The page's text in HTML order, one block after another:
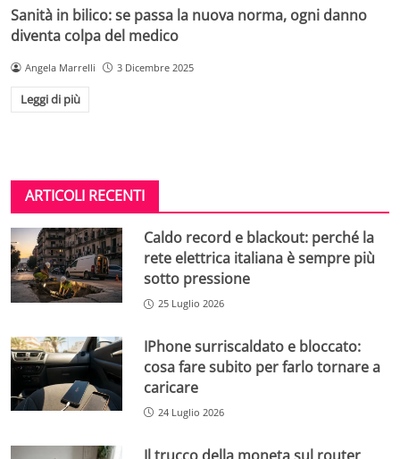
Sanità in bilico: se passa la nuova norma, ogni danno
diventa colpa del medico
Angela Marrelli 3 Dicembre 2025
Leggi di più
ARTICOLI RECENTI
Caldo record e blackout: perché la
rete elettrica italiana è sempre più
sotto pressione
25 Luglio 2026
IPhone surriscaldato e bloccato:
cosa fare subito per farlo tornare a
caricare
24 Luglio 2026